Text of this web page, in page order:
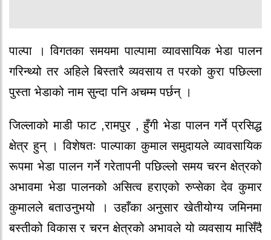
पाल्पा । विगतका समयमा पाल्पामा व्यावसायिक भेडा पालन
गरिन्थ्यो तर अहिले बिस्तारै व्यवसाय त परको कुरा पछिल्ला
पुस्ता भेडाको नाम सुन्दा पनि अचम्म पर्छन् ।
जिल्लाको माडी फाट ,रामपुर , हुँगी भेडा पालन गर्ने प्रसिद्ध
क्षेत्र हुन् । विशेषतः पाल्पाका कुमाल समुदायले व्यावसायिक
रूपमा भेडा पालन गर्ने गरेतापनी पछिल्लो समय चरन क्षेत्रको
अभावमा भेडा पालनको असित्व हराएको रुप्सेका देव कुमार
कुमालले बताउनुभयो । उहाँका अनुसार खेतीयोग्य जमिनमा
बस्तीको विकास र चरन क्षेत्रको अभावले यो व्यवसाय मासिँदै